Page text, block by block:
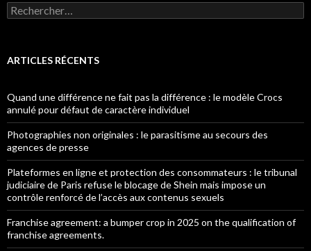
Rechercher :
ARTICLES RÉCENTS
Quand une différence ne fait pas la différence : le modèle Crocs
annulé pour défaut de caractère individuel
Photographies non originales : le parasitisme au secours des
agences de presse
Plateformes en ligne et protection des consommateurs : le tribunal
judiciaire de Paris refuse le blocage de Shein mais impose un
contrôle renforcé de l’accès aux contenus sexuels
Franchise agreement: a bumper crop in 2025 on the qualification of
franchise agreements.